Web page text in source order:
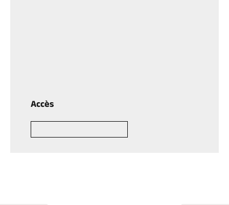
Accès